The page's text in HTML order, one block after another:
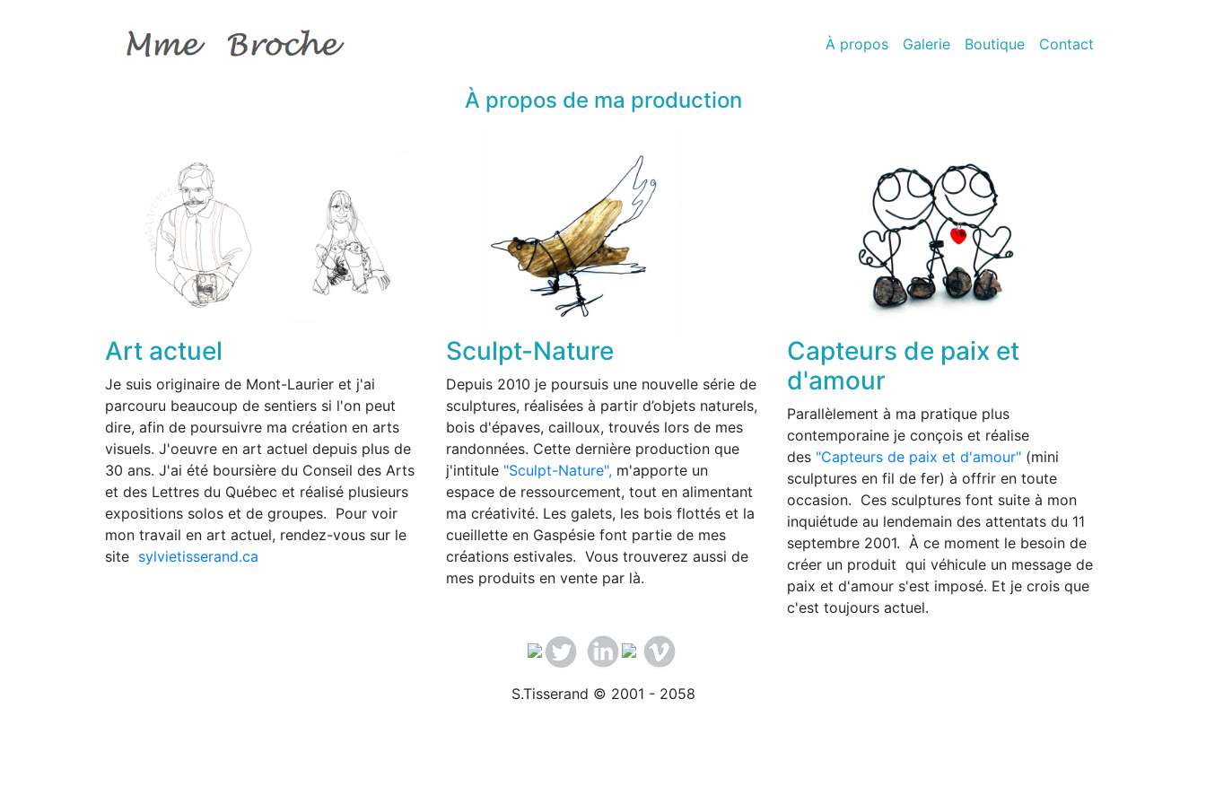
À propos Galerie Boutique Contact
À propos de ma production
Art actuel
Je suis originaire de Mont-Laurier et j'ai
parcouru beaucoup de sentiers si l'on peut
dire, afin de poursuivre ma création en arts
visuels. J'oeuvre en art actuel depuis plus de
30 ans. J'ai été boursière du Conseil des Arts
et des Lettres du Québec et réalisé plusieurs
expositions solos et de groupes. Pour voir
mon travail en art actuel, rendez-vous sur le
site sylvietisserand.ca
Sculpt-Nature
Depuis 2010 je poursuis une nouvelle série de
sculptures, réalisées à partir d’objets naturels,
bois d'épaves, cailloux, trouvés lors de mes
randonnées. Cette dernière production que
j'intitule "Sculpt-Nature", m'apporte un
espace de ressourcement, tout en alimentant
ma créativité. Les galets, les bois flottés et la
cueillette en Gaspésie font partie de mes
créations estivales. Vous trouverez aussi de
mes produits en vente par là.
Capteurs de paix et
d'amour
Parallèlement à ma pratique plus
contemporaine je conçois et réalise
des "Capteurs de paix et d'amour" (mini
sculptures en fil de fer) à offrir en toute
occasion. Ces sculptures font suite à mon
inquiétude au lendemain des attentats du 11
septembre 2001. À ce moment le besoin de
créer un produit qui véhicule un message de
paix et d'amour s'est imposé. Et je crois que
c'est toujours actuel.
S.Tisserand © 2001 - 2058